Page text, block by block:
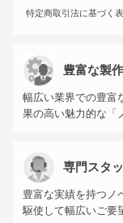
特定商取引法に基づく
豊富な製
幅広い業界での豊富
果の高い魅力的な「
専門スタ
豊富な実績を持つノ
駆使して幅広いご要